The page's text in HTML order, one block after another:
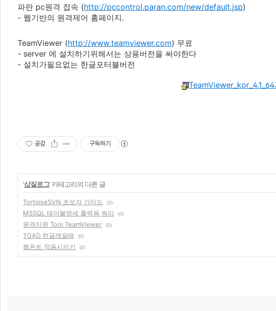
파란 pc원격 접속 (http://pccontrol.paran.com/new/default.jsp)
- 웹기반의 원격제어 홈페이지.
TeamViewer (http://www.teamviewer.com) 무료
- server 에 설치하기위해서는 상용버전을 써야한다
- 설치가필요없는 한글포터블버전
공감 구독하기
'삽질로그' 카테고리의 다른 글
TortoiseSVN 초보자 가이드 (3)
MSSQL 테이블명세 출력용 쿼리 (0)
원격지원 Tool TeamViewer (0)
TOAD 한글깨질때 (0)
웹폰트 적용시키기 (0)